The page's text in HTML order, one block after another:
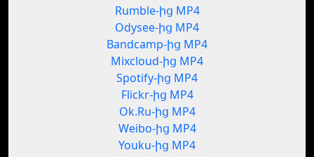
Rumble-ից MP4
Odysee-ից MP4
Bandcamp-ից MP4
Mixcloud-ից MP4
Spotify-ից MP4
Flickr-ից MP4
Ok.Ru-ից MP4
Weibo-ից MP4
Youku-ից MP4